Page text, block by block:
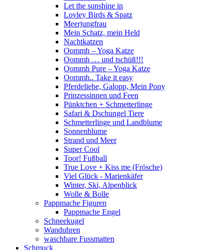
Let the sunshine in
Lovley Birds & Spatz
Meerjungfrau
Mein Schatz, mein Held
Nachtkatzen
Oommh – Yoga Katze
Oommh … und tschüß!!!
Oommh Pure – Yoga Katze
Oommh.. Take it easy
Pferdeliebe, Galopp, Mein Pony
Prinzessinnen und Feen
Pünktchen + Schmetterlinge
Safari & Dschungel Tiere
Schmetterlinge und Landblume
Sonnenblume
Strand und Meer
Super Cool
Toor! Fußball
True Love + Kiss me (Frösche)
Viel Glück - Marienkäfer
Winter, Ski, Alpenblick
Wolle & Bolle
Pappmache Figuren
Pappmache Engel
Schneekugel
Wanduhren
waschbare Fussmatten
Schmuck